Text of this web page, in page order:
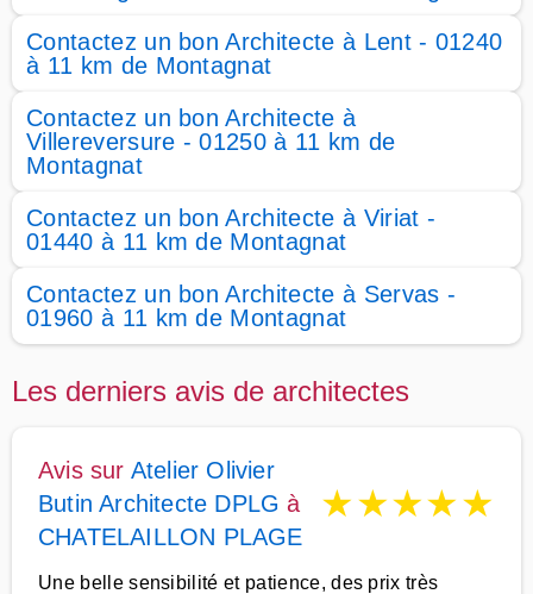
Contactez un bon Architecte à Lent - 01240
à 11 km de Montagnat
Contactez un bon Architecte à
Villereversure - 01250 à 11 km de
Montagnat
Contactez un bon Architecte à Viriat -
01440 à 11 km de Montagnat
Contactez un bon Architecte à Servas -
01960 à 11 km de Montagnat
Les derniers avis de architectes
Avis sur Atelier Olivier
Butin Architecte DPLG à
CHATELAILLON PLAGE
★★★★★
Une belle sensibilité et patience, des prix très